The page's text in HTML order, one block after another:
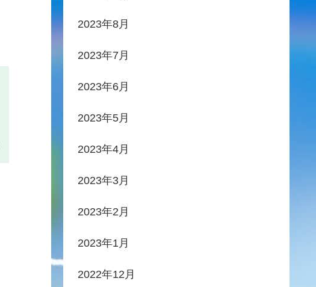
2023年8月
2023年7月
2023年6月
2023年5月
2023年4月
2023年3月
2023年2月
2023年1月
2022年12月